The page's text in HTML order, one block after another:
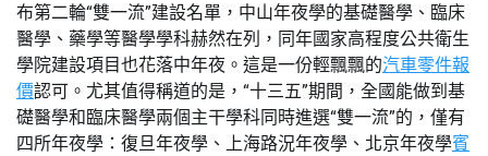
布第二輪“雙一流”建設名單，中山年夜學的基礎醫學、臨床
醫學、藥學等醫學學科赫然在列，同年國家高程度公共衛生
學院建設項目也花落中年夜。這是一份輕飄飄的汽車零件報
價認可。尤其值得稱道的是，“十三五”期間，全國能做到基
礎醫學和臨床醫學兩個主干學科同時進選“雙一流”的，僅有
四所年夜學：復旦年夜學、上海路況年夜學、北京年夜學賓